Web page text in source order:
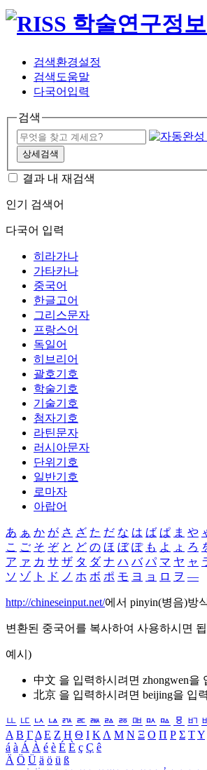
검색환경설정
검색도움말
다국어입력
검색
상세검색
결과 내 재검색
인기 검색어
다국어 입력
히라가나
가타카나
중국어
한글고어
그리스문자
프랑스어
독일어
히브리어
괄호기호
학술기호
기술기호
첨자기호
라틴문자
러시아문자
단위기호
일반기호
로마자
아랍어
あ ぁ か が さ ざ た だ な は ば ぱ ま や
こ ご そ ぞ と ど の ほ ぼ ぽ も よ ょ ろ
ア ァ カ サ ザ タ ダ ナ ハ バ パ マ ヤ ャ
ソ ゾ ト ド ノ ホ ボ ポ モ ヨ ョ ロ ヲ ―
http://chineseinput.net/에서 pinyin(병음)방
변환된 중국어를 복사하여 사용하시면
예시)
中文 을 입력하시려면 zhongwen을
北京 을 입력하시려면 beijing을 입
ㅥ ㅦ ㅧ ㅨ ㅩ ㅪ ㅫ ㅬ ㅭ ㅮ ㅯ ㅰ ㅱ ㅲ
Α Β ΓΔ Ε Ζ Η Θ Ι ΚΛ Μ Ν Ξ Ο Π Ρ Σ ΤΥ
á à Á À é è É È ç Ç ê
Ä Ö Ü ä ö ü ß